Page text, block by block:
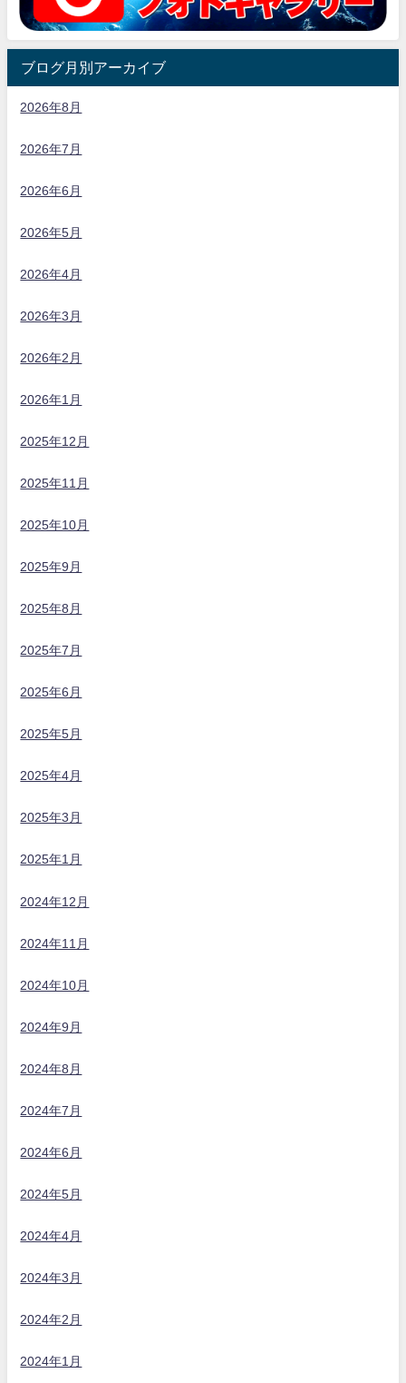
ブログ月別アーカイブ
2026年8月
2026年7月
2026年6月
2026年5月
2026年4月
2026年3月
2026年2月
2026年1月
2025年12月
2025年11月
2025年10月
2025年9月
2025年8月
2025年7月
2025年6月
2025年5月
2025年4月
2025年3月
2025年1月
2024年12月
2024年11月
2024年10月
2024年9月
2024年8月
2024年7月
2024年6月
2024年5月
2024年4月
2024年3月
2024年2月
2024年1月